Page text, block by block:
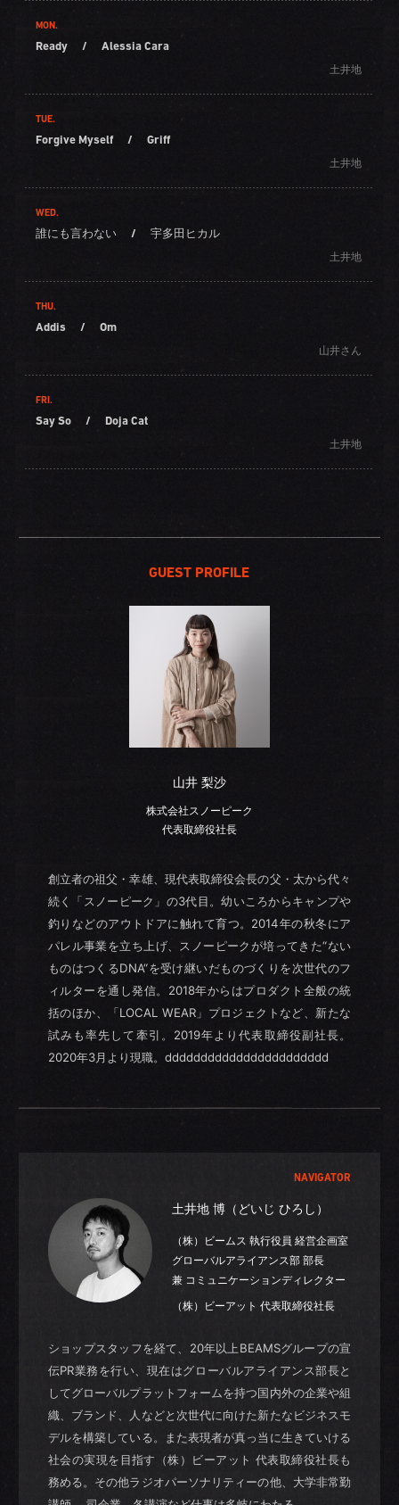
MON.
Ready / Alessia Cara
土井地
TUE.
Forgive Myself / Griff
土井地
WED.
誰にも言わない / 宇多田ヒカル
土井地
THU.
Addis / Om
山井さん
FRI.
Say So / Doja Cat
土井地
GUEST PROFILE
山井 梨沙
株式会社スノーピーク
代表取締役社長
創立者の祖父・幸雄、現代表取締役会長の父・太から代々
続く「スノーピーク」の3代目。幼いころからキャンプや
釣りなどのアウトドアに触れて育つ。2014年の秋冬にア
パレル事業を立ち上げ、スノーピークが培ってきた“ない
ものはつくるDNA“を受け継いだものづくりを次世代のフ
ィルターを通し発信。2018年からはプロダクト全般の統
括のほか、「LOCAL WEAR」プロジェクトなど、新たな
試みも率先して牽引。2019年より代表取締役副社長。
2020年3月より現職。ddddddddddddddddddddddd
NAVIGATOR
土井地 博（どいじ ひろし）
（株）ビームス 執行役員 経営企画室
グローバルアライアンス部 部長
兼 コミュニケーションディレクター
（株）ビーアット 代表取締役社長
ショップスタッフを経て、20年以上BEAMSグループの宣
伝PR業務を行い、現在はグローバルアライアンス部長と
してグローバルプラットフォームを持つ国内外の企業や組
織、ブランド、人などと次世代に向けた新たなビジネスモ
デルを構築している。また表現者が真っ当に生きていける
社会の実現を目指す（株）ビーアット 代表取締役社長も
務める。その他ラジオパーソナリティーの他、大学非常勤